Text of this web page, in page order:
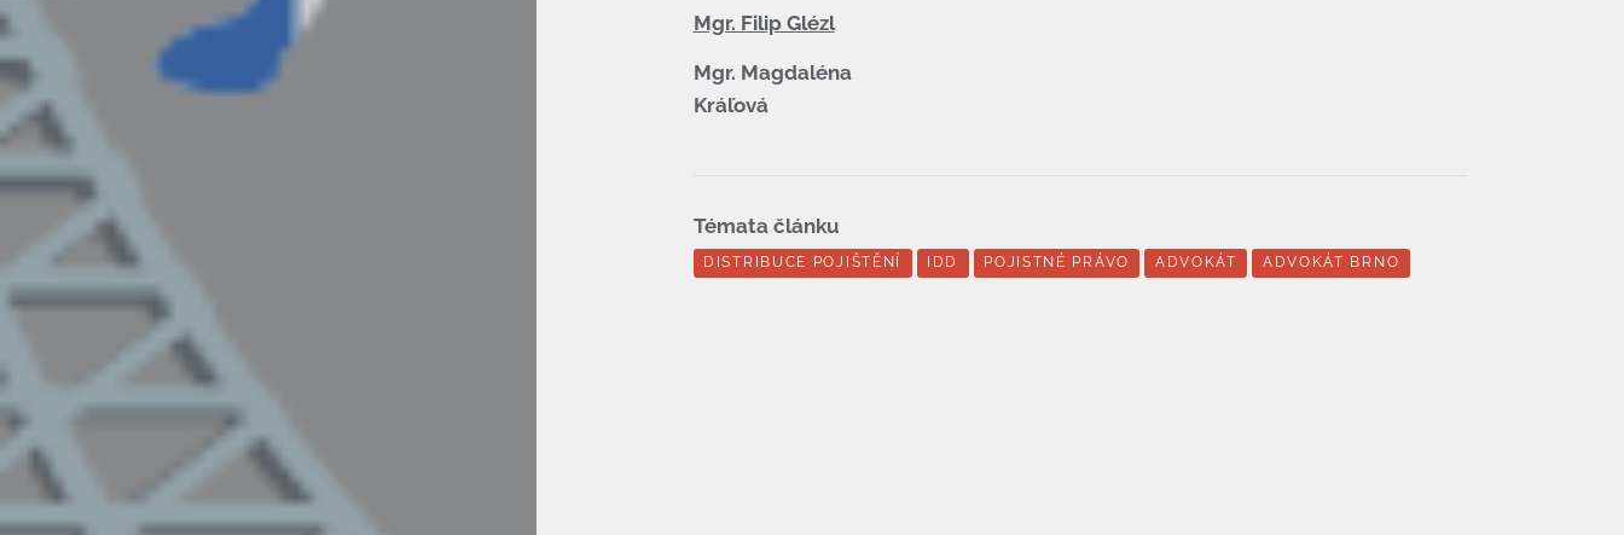
Mgr. Filip Glézl
Mgr. Magdaléna
Kráľová
Témata článku
DISTRIBUCE POJIŠTĚNÍ IDD POJISTNÉ PRÁVO ADVOKÁT ADVOKÁT BRNO